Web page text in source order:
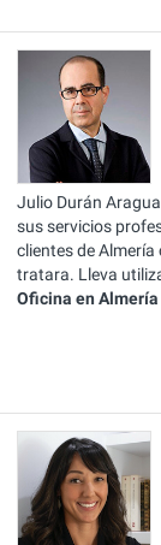
Julio Durán
sus servicios
clientes de
tratara. Lleva
Oficina en Almería